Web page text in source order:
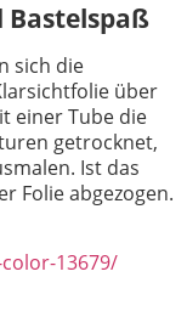
sich die
über
einer Tube die
getrocknet,
Ist das
Folie abgezogen.
13679/